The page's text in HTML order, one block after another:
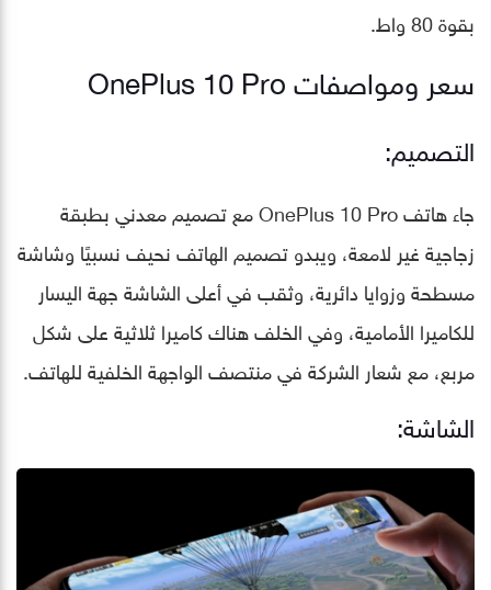
بقوة 80 واط.
سعر ومواصفات OnePlus 10 Pro
التصميم:
جاء هاتف OnePlus 10 Pro مع تصميم معدني بطبقة
زجاجية غير لامعة، ويبدو تصميم الهاتف نحيف نسبيًا وشاشة
مسطحة وزوايا دائرية، وثقب في أعلى الشاشة جهة اليسار
للكاميرا الأمامية، وفي الخلف هناك كاميرا ثلاثية على شكل
مربع، مع شعار الشركة في منتصف الواجهة الخلفية للهاتف.
الشاشة: